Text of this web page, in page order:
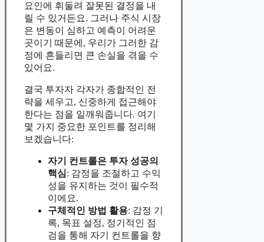
요인에 휘둘려 잘못된 결정을 내
릴 수 있거든요. 그러나 주식 시장
은 변동이 심하고 예측이 어려운
곳이기 때문에, 우리가 그러한 감
정에 흔들리면 큰 손실을 겪을 수
있어요.
결국 투자자 각자가 종합적인 전
략을 세우고, 신중하게 접근해야
한다는 점을 일깨워줍니다. 여기
몇 가지 중요한 포인트를 정리해
보겠습니다:
자기 컨트롤은 투자 성공의
핵심: 감정을 조절하고 수익
성을 유지하는 것이 필수적
이에요.
구체적인 방법 활용: 감정 기
록, 목표 설정, 정기적인 점
검을 통해 자기 컨트롤을 향